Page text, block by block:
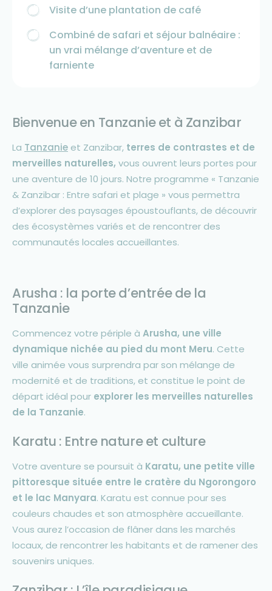
Visite d’une plantation de café
Combiné de safari et séjour balnéaire :
un vrai mélange d’aventure et de
farniente
Bienvenue en Tanzanie et à Zanzibar
La Tanzanie et Zanzibar, terres de contrastes et de
merveilles naturelles, vous ouvrent leurs portes pour
une aventure de 10 jours. Notre programme « Tanzanie
& Zanzibar : Entre safari et plage » vous permettra
d’explorer des paysages époustouflants, de découvrir
des écosystèmes variés et de rencontrer des
communautés locales accueillantes.
Arusha : la porte d’entrée de la
Tanzanie
Commencez votre périple à Arusha, une ville
dynamique nichée au pied du mont Meru. Cette
ville animée vous surprendra par son mélange de
modernité et de traditions, et constitue le point de
départ idéal pour explorer les merveilles naturelles
de la Tanzanie.
Karatu : Entre nature et culture
Votre aventure se poursuit à Karatu, une petite ville
pittoresque située entre le cratère du Ngorongoro
et le lac Manyara. Karatu est connue pour ses
couleurs chaudes et son atmosphère accueillante.
Vous aurez l’occasion de flâner dans les marchés
locaux, de rencontrer les habitants et de ramener des
souvenirs uniques.